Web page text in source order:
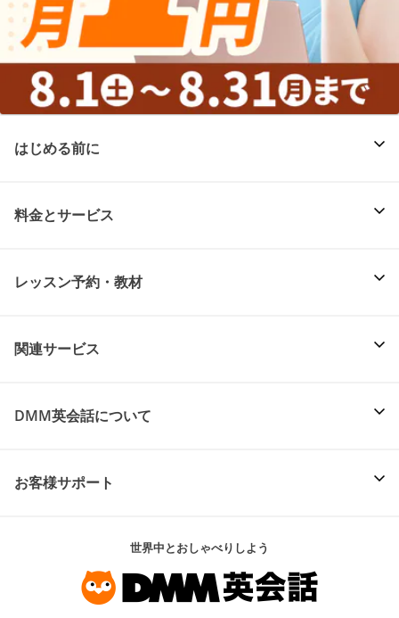
はじめる前に
料金とサービス
レッスン予約・教材
関連サービス
DMM英会話について
お客様サポート
世界中とおしゃべりしよう